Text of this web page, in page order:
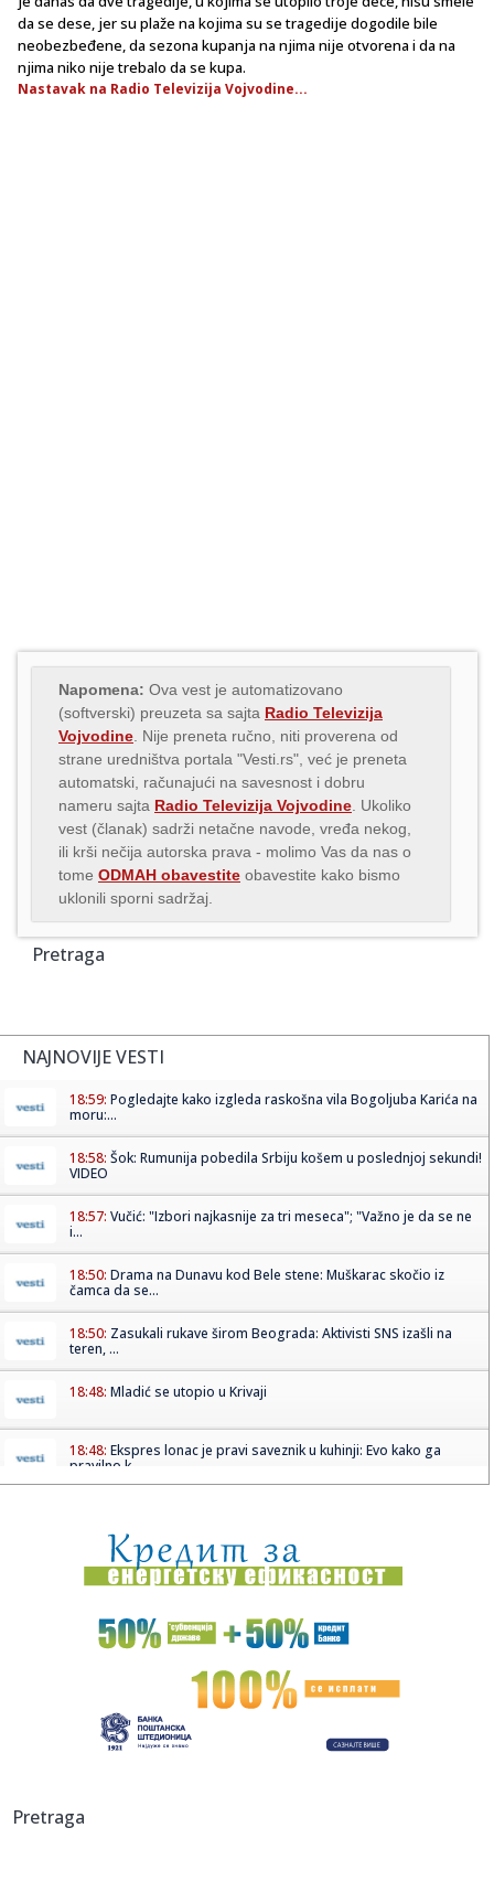
da se dese, jer su plaže na kojima su se tragedije dogodile bile
neobezbeđene, da sezona kupanja na njima nije otvorena i da na
njima niko nije trebalo da se kupa.
Nastavak na Radio Televizija Vojvodine...
Napomena: Ova vest je automatizovano
(softverski) preuzeta sa sajta Radio Televizija
Vojvodine . Nije preneta ručno, niti proverena od
strane uredništva portala "Vesti.rs", već je preneta
automatski, računajući na savesnost i dobru
nameru sajta Radio Televizija Vojvodine . Ukoliko
vest (članak) sadrži netačne navode, vređa nekog,
ili krši nečija autorska prava - molimo Vas da nas o
tome ODMAH obavestite obavestite kako bismo
uklonili sporni sadržaj.
Pretraga
NAJNOVIJE VESTI
18:59: Pogledajte kako izgleda raskošna vila Bogoljuba Karića na
moru:...
18:58: Šok: Rumunija pobedila Srbiju košem u poslednjoj sekundi!
VIDEO
18:57: Vučić: "Izbori najkasnije za tri meseca"; "Važno je da se ne
i...
18:50: Drama na Dunavu kod Bele stene: Muškarac skočio iz
čamca da se...
18:50: Zasukali rukave širom Beograda: Aktivisti SNS izašli na
teren, ...
18:48: Mladić se utopio u Krivaji
18:48: Ekspres lonac je pravi saveznik u kuhinji: Evo kako ga
pravilno k...
18:48:Bečki robot srpskog naučnika donosi revoluciju: Metalne
dijelov...
18:48:Poljoprivrednicima potrebne milijarde evra pomoći
Ribolovački kapitalac uhvaćena na Bilećkom jezeru,
18:48:Crvena, žuta, zelena ili plava: Šta znače lampice na
pra...
Pretraga